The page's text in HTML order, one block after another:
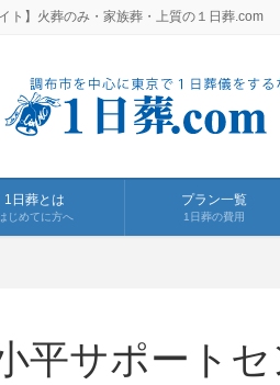
イト】火葬のみ・家族葬・上質の１日葬.com
1日葬とは
じめてに方へ
プラン一覧
1日葬の費用
平サポート